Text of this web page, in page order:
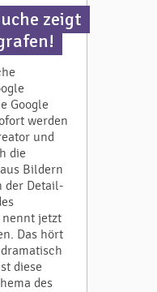
zeigt
Google
werden
und
die
Bildern
der Detail-
nennt jetzt
Das hört
diese
des